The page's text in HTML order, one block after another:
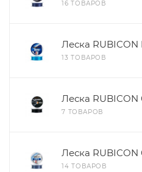
16 ТОВАРОВ
Леска RUBICON
13 ТОВАРОВ
Леска RUBICON
7 ТОВАРОВ
Леска RUBICON
14 ТОВАРОВ